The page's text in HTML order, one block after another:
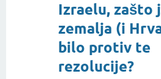
Izraelu, zašto
zemalja (i
bilo protiv te
rezolucije?